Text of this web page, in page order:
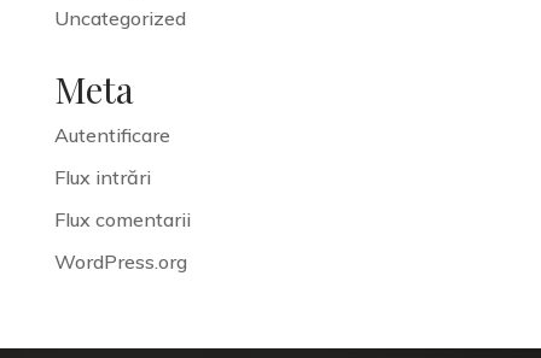
Uncategorized
Meta
Autentificare
Flux intrări
Flux comentarii
WordPress.org